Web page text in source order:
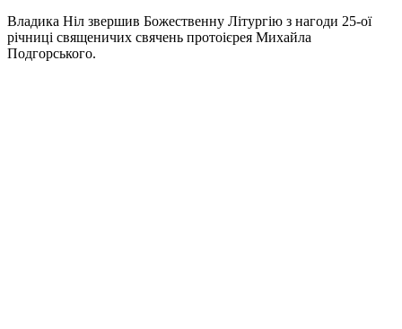
Владика Ніл звершив Божественну Літургію з нагоди 25-ої
річниці священичих свячень протоієрея Михайла
Подгорського.